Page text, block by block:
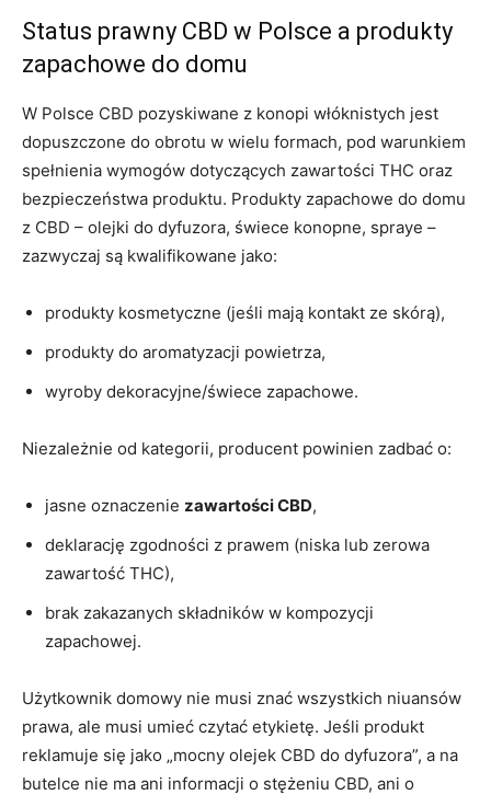
Status prawny CBD w Polsce a produkty
zapachowe do domu
W Polsce CBD pozyskiwane z konopi włóknistych jest
dopuszczone do obrotu w wielu formach, pod warunkiem
spełnienia wymogów dotyczących zawartości THC oraz
bezpieczeństwa produktu. Produkty zapachowe do domu
z CBD – olejki do dyfuzora, świece konopne, spraye –
zazwyczaj są kwalifikowane jako:
produkty kosmetyczne (jeśli mają kontakt ze skórą),
produkty do aromatyzacji powietrza,
wyroby dekoracyjne/świece zapachowe.
Niezależnie od kategorii, producent powinien zadbać o:
jasne oznaczenie zawartości CBD,
deklarację zgodności z prawem (niska lub zerowa
zawartość THC),
brak zakazanych składników w kompozycji
zapachowej.
Użytkownik domowy nie musi znać wszystkich niuansów
prawa, ale musi umieć czytać etykietę. Jeśli produkt
reklamuje się jako „mocny olejek CBD do dyfuzora”, a na
butelce nie ma ani informacji o stężeniu CBD, ani o